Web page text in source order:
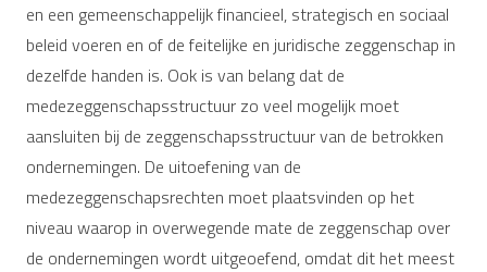
en een gemeenschappelijk financieel, strategisch en sociaal
beleid voeren en of de feitelijke en juridische zeggenschap in
dezelfde handen is. Ook is van belang dat de
medezeggenschapsstructuur zo veel mogelijk moet
aansluiten bij de zeggenschapsstructuur van de betrokken
ondernemingen. De uitoefening van de
medezeggenschapsrechten moet plaatsvinden op het
niveau waarop in overwegende mate de zeggenschap over
de ondernemingen wordt uitgeoefend, omdat dit het meest